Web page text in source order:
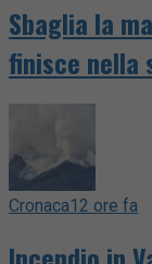
Sbaglia la
finisce nella
Cronaca12 ore fa